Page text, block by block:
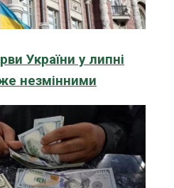
України у липні
незмінними